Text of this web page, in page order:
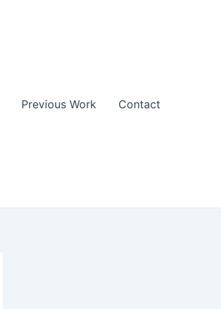
Previous Work Contact